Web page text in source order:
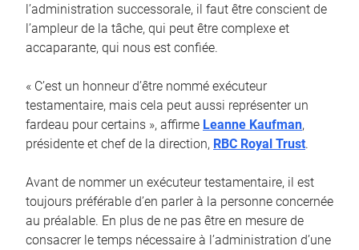
l’administration successorale, il faut être conscient de
l’ampleur de la tâche, qui peut être complexe et
accaparante, qui nous est confiée.
« C’est un honneur d’être nommé exécuteur
testamentaire, mais cela peut aussi représenter un
fardeau pour certains », affirme Leanne Kaufman,
présidente et chef de la direction, RBC Royal Trust.
Avant de nommer un exécuteur testamentaire, il est
toujours préférable d’en parler à la personne concernée
au préalable. En plus de ne pas être en mesure de
consacrer le temps nécessaire à l’administration d’une